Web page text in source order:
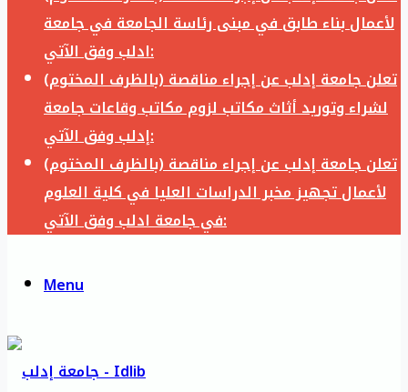
لأعمال بناء طابق في مبنى رئاسة الجامعة في جامعة
ادلب وفق الآتي:
تعلن جامعة إدلب عن إجراء مناقصة (بالظرف المختوم)
لشراء وتوريد أثاث مكاتب لزوم مكاتب وقاعات جامعة
إدلب وفق الآتي:
تعلن جامعة إدلب عن إجراء مناقصة (بالظرف المختوم)
لأعمال تجهيز مخبر الدراسات العليا في كلية العلوم
في جامعة ادلب وفق الآتي:
Menu